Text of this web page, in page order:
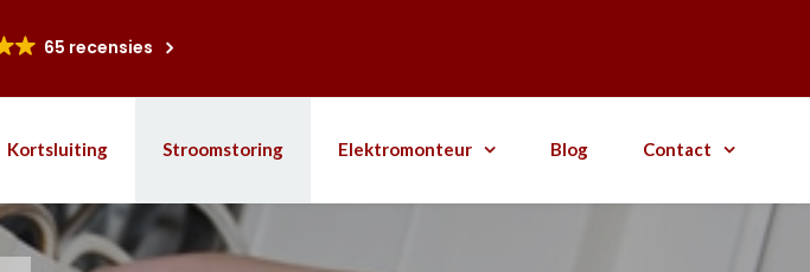
65 recensies
Kortsluiting Stroomstoring Elektromonteur Blog Contact